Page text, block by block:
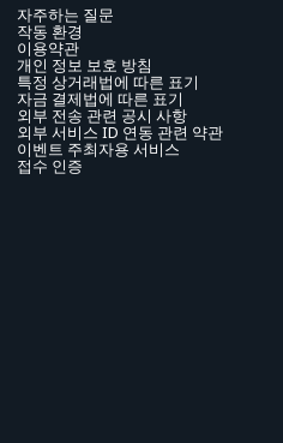
자주하는 질문
작동 환경
이용약관
개인 정보 보호 방침
특정 상거래법에 따른 표기
자금 결제법에 따른 표기
외부 전송 관련 공시 사항
외부 서비스 ID 연동 관련 약관
이벤트 주최자용 서비스
접수 인증